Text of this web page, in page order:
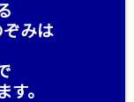
ぞみは
。